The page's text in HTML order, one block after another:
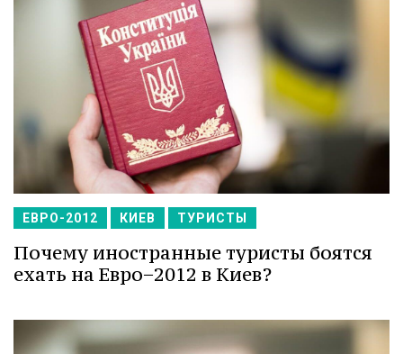
ЕВРО-2012 КИЕВ ТУРИСТЫ
Почему иностранные туристы боятся
ехать на Евро−2012 в Киев?